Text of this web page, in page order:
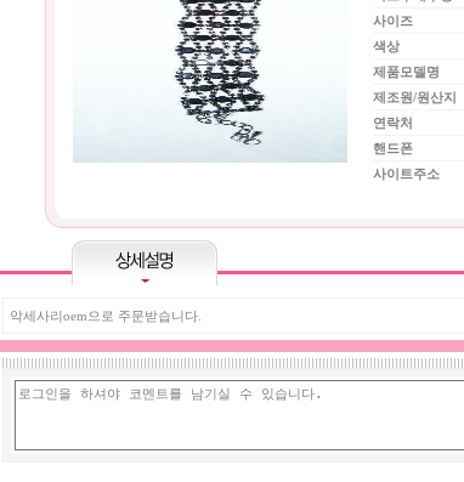
사이즈
색상
제품모델명
제조원/원산지
연락처
핸드폰
사이트주소
악세사리oem으로 주문받습니다.